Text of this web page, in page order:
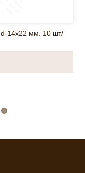
d-14х22 мм. 10 шт/